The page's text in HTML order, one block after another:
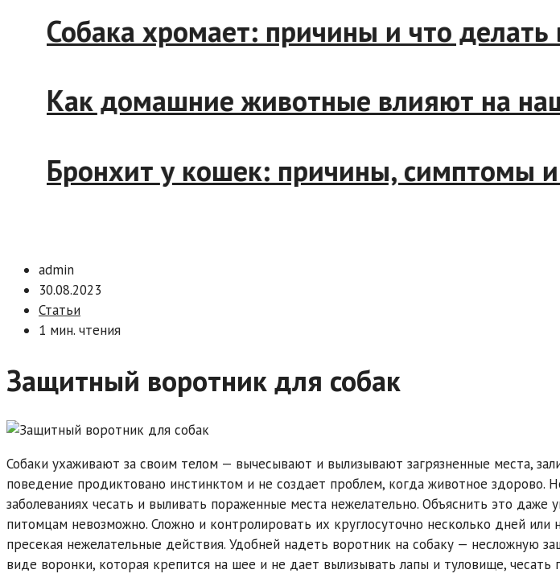
Собака хромает: причины и что
Как домашние животные влияют на
Бронхит у кошек: причины, симптомы
admin
30.08.2023
Статьи
1 мин. чтения
Защитный воротник для собак
Собаки ухаживают за своим телом — вычесывают и вылизывают загрязненные места,
поведение продиктовано инстинктом и не создает проблем, когда животное здорово.
заболеваниях чесать и выливать пораженные места нежелательно. Объяснить это
питомцам невозможно. Сложно и контролировать их круглосуточно несколько дней или
пресекая нежелательные действия. Удобней надеть воротник на собаку — несложную
виде воронки, которая крепится на шее и не дает вылизывать лапы и туловище, чесать